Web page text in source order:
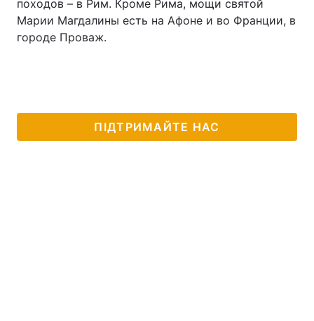
походов – в Рим. Кроме Рима, мощи святой
Марии Магдалины есть на Афоне и во Франции, в
городе Проваж.
ПІДТРИМАЙТЕ НАС